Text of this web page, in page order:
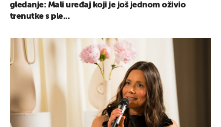
gledanje: Mali uređaj koji je još jednom oživio
trenutke s ple...